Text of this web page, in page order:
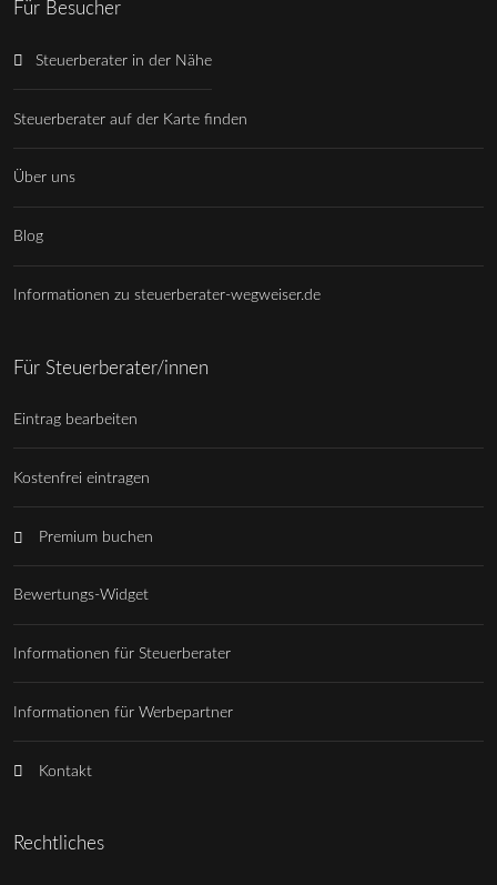
Für Besucher
Steuerberater in der Nähe
Steuerberater auf der Karte finden
Über uns
Blog
Informationen zu steuerberater-wegweiser.de
Für Steuerberater/innen
Eintrag bearbeiten
Kostenfrei eintragen
Premium buchen
Bewertungs-Widget
Informationen für Steuerberater
Informationen für Werbepartner
Kontakt
Rechtliches